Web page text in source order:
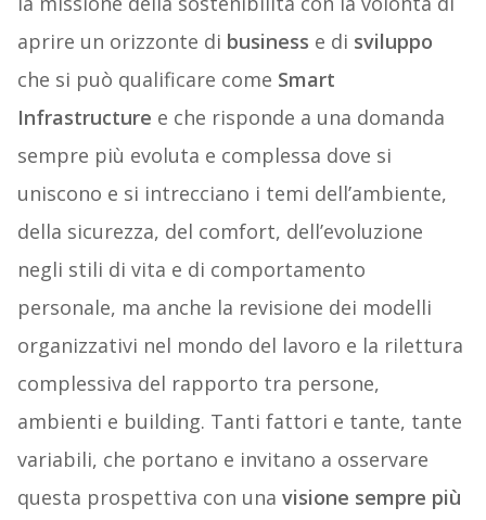
aprire un orizzonte di business e di sviluppo
che si può qualificare come Smart
Infrastructure e che risponde a una domanda
sempre più evoluta e complessa dove si
uniscono e si intrecciano i temi dell’ambiente,
della sicurezza, del comfort, dell’evoluzione
negli stili di vita e di comportamento
personale, ma anche la revisione dei modelli
organizzativi nel mondo del lavoro e la rilettura
complessiva del rapporto tra persone,
ambienti e building. Tanti fattori e tante, tante
variabili, che portano e invitano a osservare
questa prospettiva con una visione sempre più